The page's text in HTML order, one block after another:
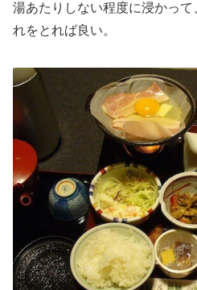
湯あたりしない程度に浸かっ
れをとれば良い。